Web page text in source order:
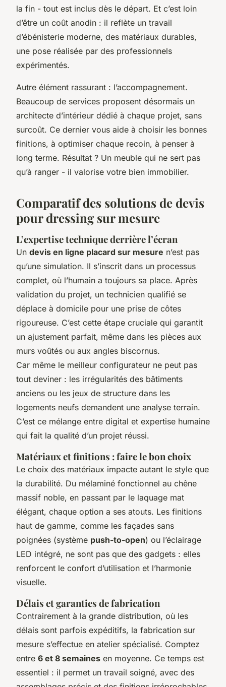
la fin - tout est inclus dès le départ. Et c’est loin
d’être un coût anodin : il reflète un travail
d’ébénisterie moderne, des matériaux durables,
une pose réalisée par des professionnels
expérimentés.
Autre élément rassurant : l’accompagnement.
Beaucoup de services proposent désormais un
architecte d’intérieur dédié à chaque projet, sans
surcoût. Ce dernier vous aide à choisir les bonnes
finitions, à optimiser chaque recoin, à penser à
long terme. Résultat ? Un meuble qui ne sert pas
qu’à ranger - il valorise votre bien immobilier.
Comparatif des solutions de devis
pour dressing sur mesure
L’expertise technique derrière l’écran
Un devis en ligne placard sur mesure n’est pas
qu’une simulation. Il s’inscrit dans un processus
complet, où l’humain a toujours sa place. Après
validation du projet, un technicien qualifié se
déplace à domicile pour une prise de côtes
rigoureuse. C’est cette étape cruciale qui garantit
un ajustement parfait, même dans les pièces aux
murs voûtés ou aux angles biscornus.
Car même le meilleur configurateur ne peut pas
tout deviner : les irrégularités des bâtiments
anciens ou les jeux de structure dans les
logements neufs demandent une analyse terrain.
C’est ce mélange entre digital et expertise humaine
qui fait la qualité d’un projet réussi.
Matériaux et finitions : faire le bon choix
Le choix des matériaux impacte autant le style que
la durabilité. Du mélaminé fonctionnel au chêne
massif noble, en passant par le laquage mat
élégant, chaque option a ses atouts. Les finitions
haut de gamme, comme les façades sans
poignées (système push-to-open) ou l’éclairage
LED intégré, ne sont pas que des gadgets : elles
renforcent le confort d’utilisation et l’harmonie
visuelle.
Délais et garanties de fabrication
Contrairement à la grande distribution, où les
délais sont parfois expéditifs, la fabrication sur
mesure s’effectue en atelier spécialisé. Comptez
entre 6 et 8 semaines en moyenne. Ce temps est
essentiel : il permet un travail soigné, avec des